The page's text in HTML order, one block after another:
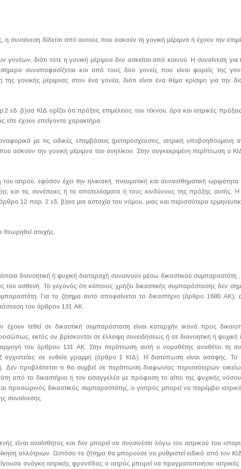
συναίνεση δίδεται από αυτούς που ασκούν τη γονική μέριμνα ή έχουν την
διότι τότε η γονική μέριμνα δεν ασκείται από κοινού. Η συναίνεση για
συναποφασίζεται και από τους δύο γονείς που είναι φορείς της
γονικής μέριμνας στον ένα γονέα, διότι είναι ένα θέμα κρίσιμο για την
ΚΙΔ ορίζει ότι πράξεις επιμέλειας του τέκνου, άρα και ιατρικές πράξεις
είτε έχουν επείγοντα χαρακτήρα.
με τις ειδικές επεμβάσεις (μεταμοσχεύσεις, ιατρική υποβοηθούμενη
την γονική μέριμνα του ανηλίκου. Στην συγκεκριμένη περίπτωση ο
ιατρού, εφόσον έχει την ηλικιακή, πνευματική και συναισθηματική ωριμότητα
και τις συνέπειες ή τα αποτελέσματα ή τους κινδύνους της πράξης αυτής. Η
12 παρ. 2 εδ. β)αα μια αστοχία του νόμου, μιας και περισσότερα
ατυχής.
διανοητική ή ψυχική διαταραχή συναινούν μέσω δικαστικού συμπαραστάτη
του ασθενή. Το γεγονός ότι κάποιος χρήζει δικαστικής συμπαράστασης δεν
Για το ζήτημα αυτό αποφαίνεται το δικαστήριο (άρθρο 1680 ΑΚ),
του άρθρου 131 ΑΚ.
τεθεί σε δικαστική συμπαράσταση είναι καταρχήν ικανά προς
εκτός αν βρίσκονται σε έλλειψη συνειδήσεως ή σε διανοητική ή ψυχική
του άρθρου 131 ΑΚ. Στην περίπτωση αυτή ο νομοθέτης αναθέτει τη
αγχιστείας σε ευθεία γραμμή (άρθρο 1 ΚΙΔ). Η διατύπωση είναι ασαφής. Το
Δεν προβλέπεται τι θα συμβεί σε περίπτωση διαφωνίας περισσότερων
από το δικαστήριο ή τον εισαγγελέα με πρόφαση το αίτιο της ψυχικής
προσωρινός δικαστικός συμπαραστάτης, ο γιατρός μπορεί να παρέμβει
συναίνεσης.
αναίσθητος και δεν μπορεί να συναινέσει λόγω του ιατρικού του
αλλότριων. Ωστόσο το ζήτημα θα μπορούσε να ρυθμιστεί ειδικά από τον
ανάγκη ιατρικής φροντίδας ο ιατρός μπορεί να πραγματοποιήσει ιατρικές